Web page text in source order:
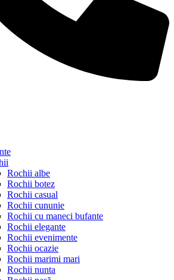
Rochii albe
Rochii botez
Rochii casual
Rochii cununie
Rochii cu maneci bufante
Rochii elegante
Rochii evenimente
Rochii ocazie
Rochii marimi mari
Rochii nunta